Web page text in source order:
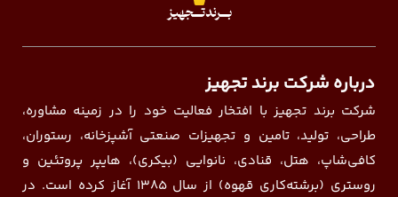
درباره شرکت برند تجهیز
شرکت برند تجهیز با افتخار فعالیت خود را در زمینه مشاوره،
طراحی، تولید، تامین و تجهیزات صنعتی آشپزخانه، رستوران،
کافی‌شاپ، هتل، قنادی، نانوایی (بیکری)، هایپر پروتئین و
روستری (برشته‌کاری قهوه) از سال ۱۳۸۵ آغاز کرده است. در